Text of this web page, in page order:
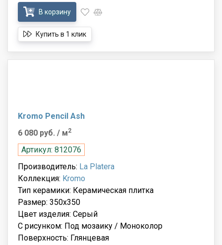
В корзину
Купить в 1 клик
Kromo Pencil Ash
6 080 руб. / м2
Артикул: 812076
Производитель: La Platera
Коллекция: Kromo
Тип керамики: Керамическая плитка
Размер: 350х350
Цвет изделия: Серый
С рисунком: Под мозаику / Моноколор
Поверхность: Глянцевая